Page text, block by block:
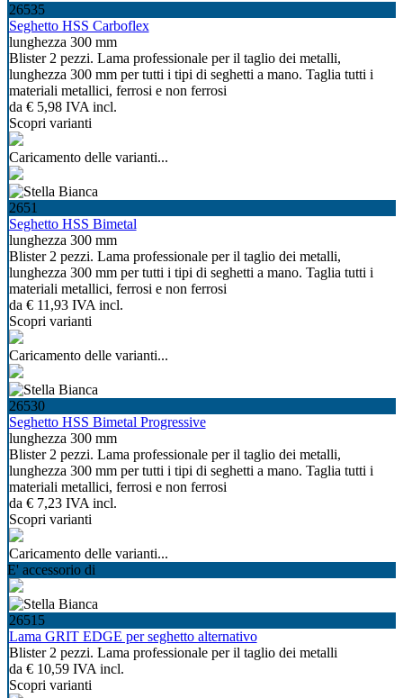
26535
Seghetto HSS Carboflex
lunghezza 300 mm
Blister 2 pezzi. Lama professionale per il taglio dei metalli,
lunghezza 300 mm per tutti i tipi di seghetti a mano. Taglia tutti i
materiali metallici, ferrosi e non ferrosi
da € 5,98 IVA incl.
Scopri varianti
Caricamento delle varianti...
2651
Seghetto HSS Bimetal
lunghezza 300 mm
Blister 2 pezzi. Lama professionale per il taglio dei metalli,
lunghezza 300 mm per tutti i tipi di seghetti a mano. Taglia tutti i
materiali metallici, ferrosi e non ferrosi
da € 11,93 IVA incl.
Scopri varianti
Caricamento delle varianti...
26530
Seghetto HSS Bimetal Progressive
lunghezza 300 mm
Blister 2 pezzi. Lama professionale per il taglio dei metalli,
lunghezza 300 mm per tutti i tipi di seghetti a mano. Taglia tutti i
materiali metallici, ferrosi e non ferrosi
da € 7,23 IVA incl.
Scopri varianti
Caricamento delle varianti...
E' accessorio di
26515
Lama GRIT EDGE per seghetto alternativo
Blister 2 pezzi. Lama professionale per il taglio dei metalli
da € 10,59 IVA incl.
Scopri varianti